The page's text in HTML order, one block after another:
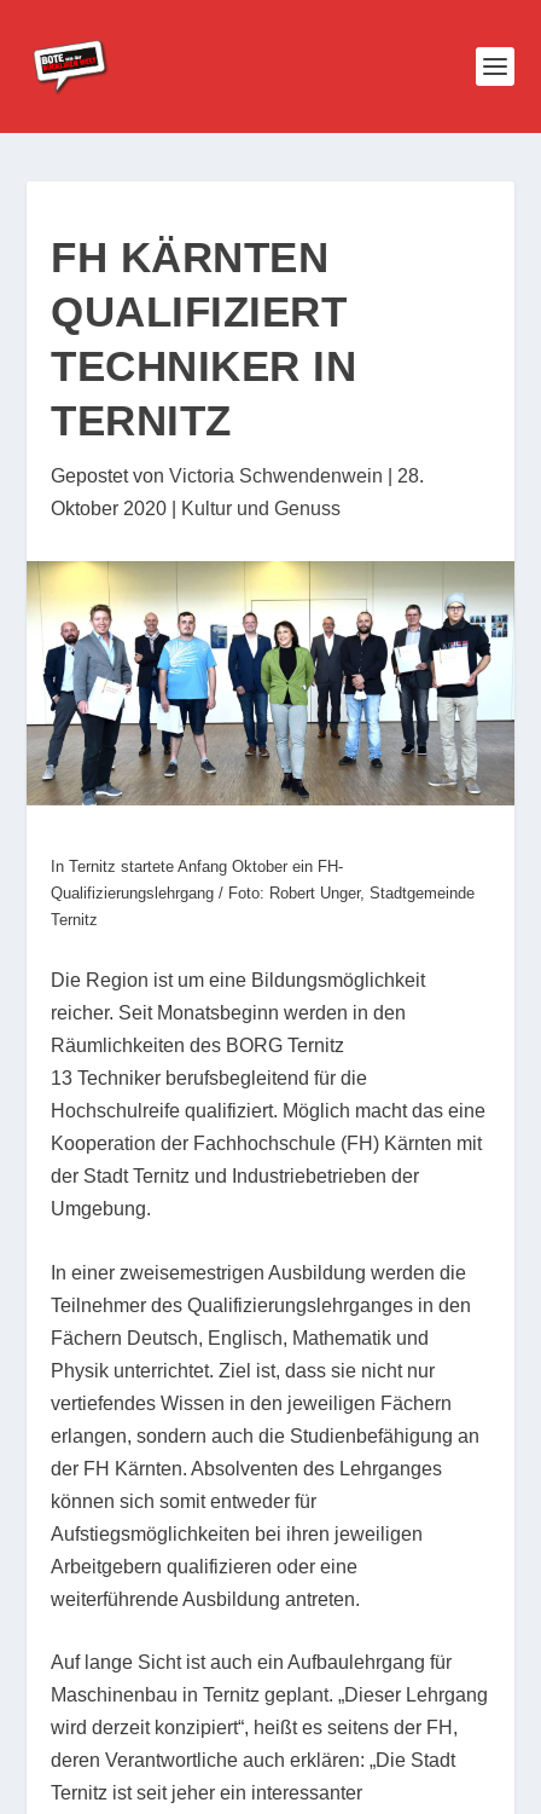
FH KÄRNTEN
QUALIFIZIERT
TECHNIKER IN
TERNITZ
Gepostet vonVictoria Schwendenwein
28.
Oktober 2020
Kultur und Genuss
In Ternitz startete Anfang Oktober ein FH-
Qualifizierungslehrgang / Foto: Robert Unger, Stadtgemeinde
Ternitz
Die Region ist um eine Bildungsmöglichkeit
reicher. Seit Monatsbeginn werden in den
Räumlichkeiten des BORG Ternitz
13 Techniker berufsbegleitend für die
Hochschulreife qualifiziert. Möglich macht das eine
Kooperation der Fachhochschule (FH) Kärnten mit
der Stadt Ternitz und Industriebetrieben der
Umgebung.
In einer zweisemestrigen Ausbildung werden die
Teilnehmer des Qualifizierungslehrganges in den
Fächern Deutsch, Englisch, Mathematik und
Physik unterrichtet. Ziel ist, dass sie nicht nur
vertiefendes Wissen in den jeweiligen Fächern
erlangen, sondern auch die Studienbefähigung an
der FH Kärnten. Absolventen des Lehrganges
können sich somit entweder für
Aufstiegsmöglichkeiten bei ihren jeweiligen
Arbeitgebern qualifizieren oder eine
weiterführende Ausbildung antreten.
Auf lange Sicht ist auch ein Aufbaulehrgang für
Maschinenbau in Ternitz geplant. „Dieser Lehrgang
wird derzeit konzipiert“, heißt es seitens der FH,
deren Verantwortliche auch erklären: „Die Stadt
Ternitz ist seit jeher ein interessanter